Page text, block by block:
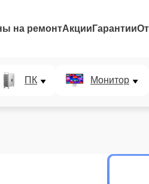
на ремонтАкции Гарантии
ПК Монитор